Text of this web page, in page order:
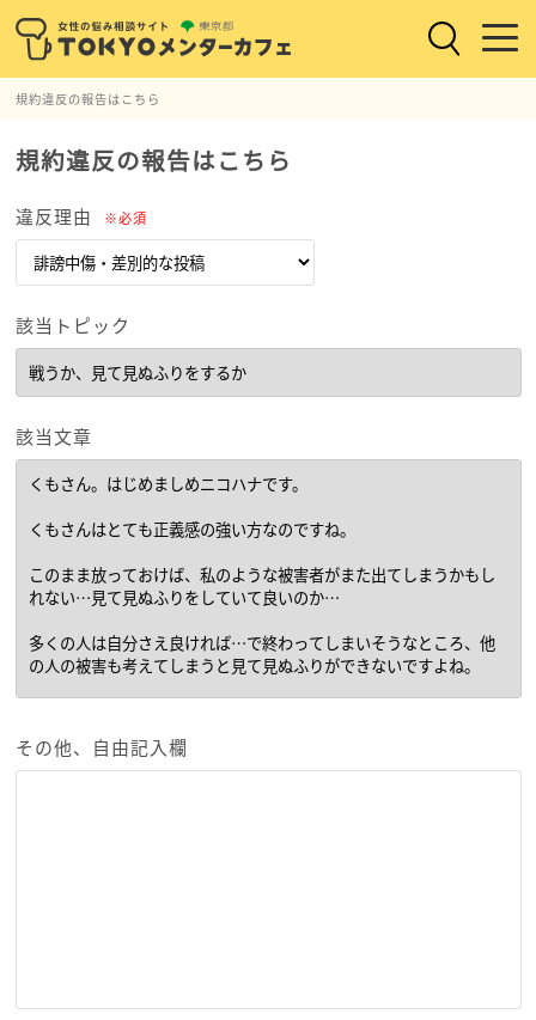
規約違反の報告はこちら
規約違反の報告はこちら
違反理由 ※必須
該当トピック
該当文章
その他、自由記入欄